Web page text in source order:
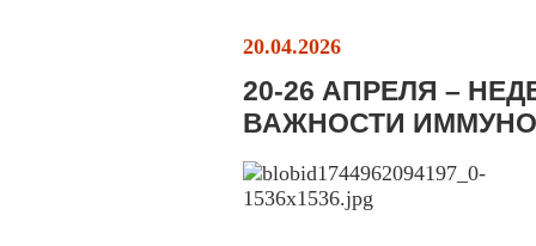
20.04.2026
20-26 АПРЕЛЯ –
ВАЖНОСТИ